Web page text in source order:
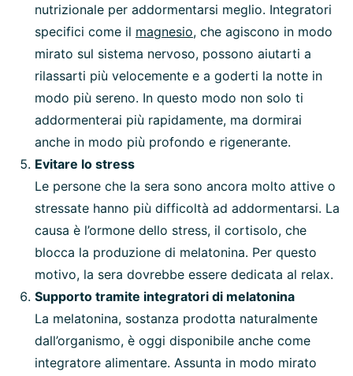
nutrizionale per addormentarsi meglio. Integratori
specifici come il magnesio, che agiscono in modo
mirato sul sistema nervoso, possono aiutarti a
rilassarti più velocemente e a goderti la notte in
modo più sereno. In questo modo non solo ti
addormenterai più rapidamente, ma dormirai
anche in modo più profondo e rigenerante.
Evitare lo stress
Le persone che la sera sono ancora molto attive o
stressate hanno più difficoltà ad addormentarsi. La
causa è l’ormone dello stress, il cortisolo, che
blocca la produzione di melatonina. Per questo
motivo, la sera dovrebbe essere dedicata al relax.
Supporto tramite integratori di melatonina
La melatonina, sostanza prodotta naturalmente
dall’organismo, è oggi disponibile anche come
integratore alimentare. Assunta in modo mirato